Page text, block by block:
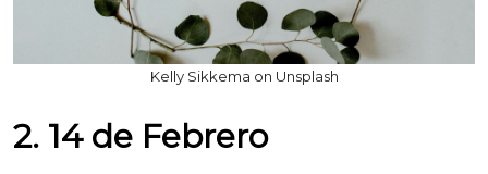
Kelly Sikkema on Unsplash
2. 14 de Febrero